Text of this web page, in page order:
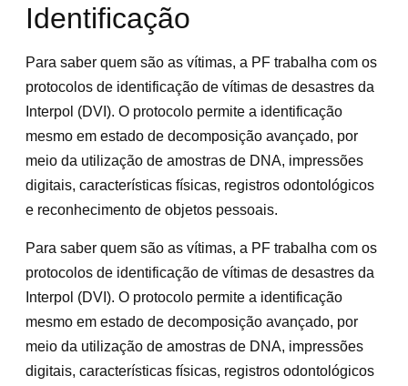
Identificação
Para saber quem são as vítimas, a PF trabalha com os
protocolos de identificação de vítimas de desastres da
Interpol (DVI). O protocolo permite a identificação
mesmo em estado de decomposição avançado, por
meio da utilização de amostras de DNA, impressões
digitais, características físicas, registros odontológicos
e reconhecimento de objetos pessoais.
Para saber quem são as vítimas, a PF trabalha com os
protocolos de identificação de vítimas de desastres da
Interpol (DVI). O protocolo permite a identificação
mesmo em estado de decomposição avançado, por
meio da utilização de amostras de DNA, impressões
digitais, características físicas, registros odontológicos